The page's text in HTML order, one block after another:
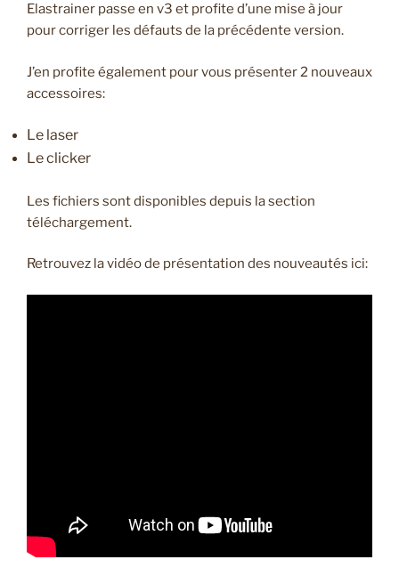
Elastrainer passe en v3 et profite d’une mise à jour
pour corriger les défauts de la précédente version.
J’en profite également pour vous présenter 2 nouveaux
accessoires:
Le laser
Le clicker
Les fichiers sont disponibles depuis la section
téléchargement.
Retrouvez la vidéo de présentation des nouveautés ici: